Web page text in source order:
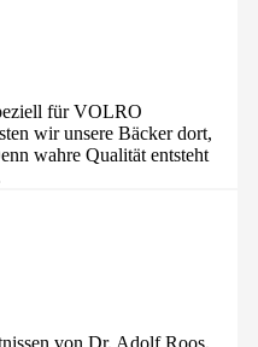
für VOLRO
wir unsere Bäcker dort,
wahre Qualität entsteht
von Dr. Adolf Roos,